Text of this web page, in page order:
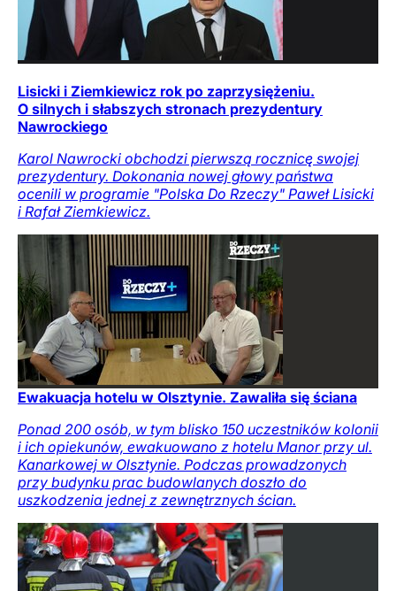
Lisicki i Ziemkiewicz rok po zaprzysiężeniu.
O silnych i słabszych stronach prezydentury
Nawrockiego
Karol Nawrocki obchodzi pierwszą rocznicę swojej
prezydentury. Dokonania nowej głowy państwa
ocenili w programie "Polska Do Rzeczy" Paweł Lisicki
i Rafał Ziemkiewicz.
Ewakuacja hotelu w Olsztynie. Zawaliła się ściana
Ponad 200 osób, w tym blisko 150 uczestników kolonii
i ich opiekunów, ewakuowano z hotelu Manor przy ul.
Kanarkowej w Olsztynie. Podczas prowadzonych
przy budynku prac budowlanych doszło do
uszkodzenia jednej z zewnętrznych ścian.